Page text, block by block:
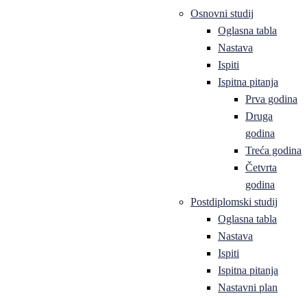
Osnovni studij
Oglasna tabla
Nastava
Ispiti
Ispitna pitanja
Prva godina
Druga
godina
Treća godina
Četvrta
godina
Postdiplomski studij
Oglasna tabla
Nastava
Ispiti
Ispitna pitanja
Nastavni plan